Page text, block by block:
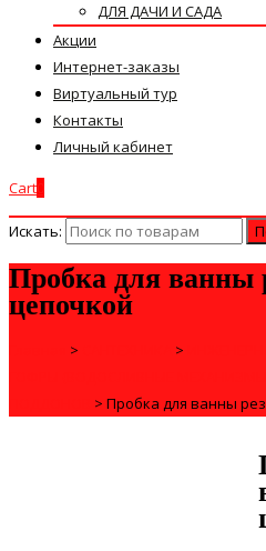
ДЛЯ ДАЧИ И САДА
Акции
Интернет-заказы
Виртуальный тур
Контакты
Личный кабинет
Cart
Искать:
Пробка для ванны
цепочкой
> >
> Пробка для ванны